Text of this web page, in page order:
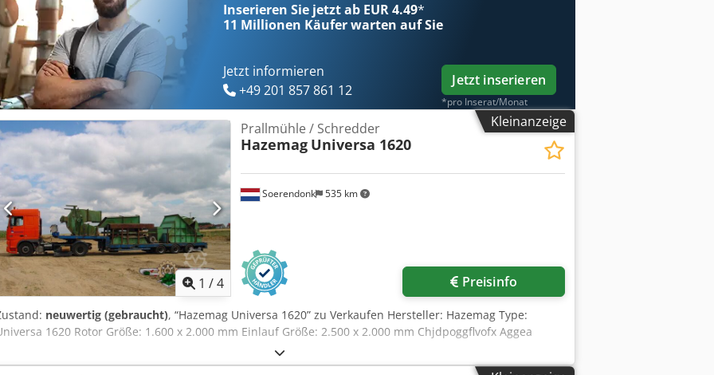
Inserieren Sie jetzt ab EUR 4.49*
11 Millionen Käufer warten auf Sie
Jetzt informieren
+49 201 857 861 12
Jetzt inserieren
*pro Inserat/Monat
Kleinanzeige
1 /4
Soerendonk 535 km
Prallmühle / Schredder
Hazemag Universa 1620
Preisinfo
neuwertig (gebraucht), “Hazemag Universa 1620” zu Verkaufen Hersteller: Hazemag Type:
1620 Rotor Größe: 1.600 x 2.000 mm Einlauf Größe: 2.500 x 2.000 mm Chjdpoggflvofx Aggea